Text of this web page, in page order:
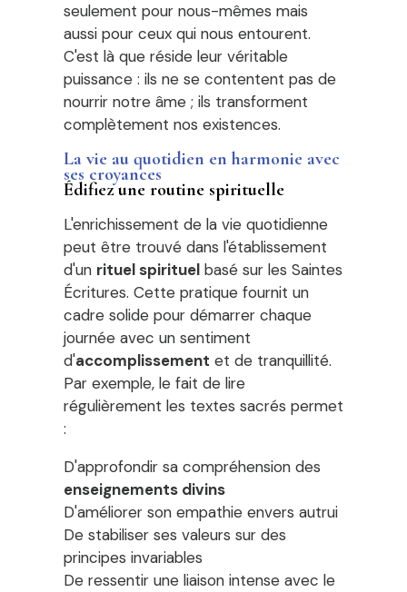
seulement pour nous-mêmes mais
aussi pour ceux qui nous entourent.
C'est là que réside leur véritable
puissance : ils ne se contentent pas de
nourrir notre âme ; ils transforment
complètement nos existences.
La vie au quotidien en harmonie avec
ses croyances
Édifiez une routine spirituelle
L'enrichissement de la vie quotidienne
peut être trouvé dans l'établissement
d'un rituel spirituel basé sur les Saintes
Écritures. Cette pratique fournit un
cadre solide pour démarrer chaque
journée avec un sentiment
d'accomplissement et de tranquillité.
Par exemple, le fait de lire
régulièrement les textes sacrés permet
:
D'approfondir sa compréhension des
enseignements divins
D'améliorer son empathie envers autrui
De stabiliser ses valeurs sur des
principes invariables
De ressentir une liaison intense avec le